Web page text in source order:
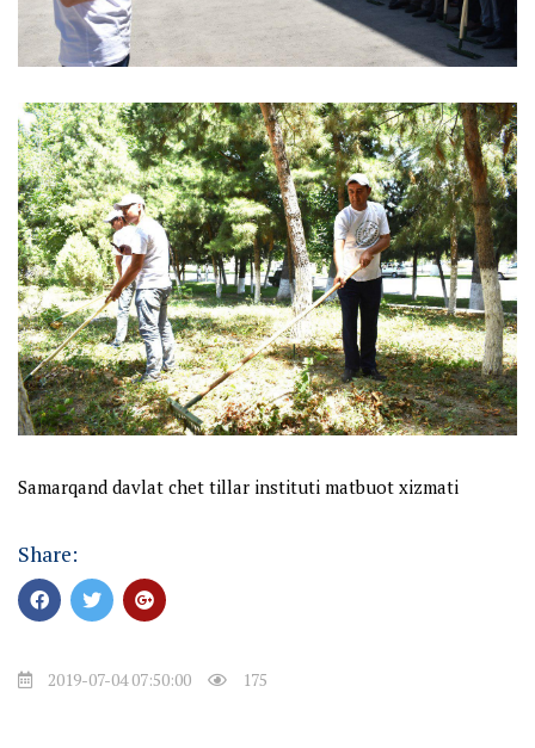
Samarqand davlat chet tillar instituti matbuot xizmati
Share:
2019-07-04 07:50:00 175